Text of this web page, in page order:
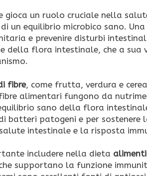
gioca un ruolo cruciale nella
un equilibrio microbico sano. Una
e prevenire disturbi
della flora intestinale, che a
fibre, come frutta, verdura e
alimentari fungono da
sano della flora
batteri patogeni e per sostenere
intestinale e la risposta
includere nella dieta
supportano la funzione